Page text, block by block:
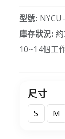
型號:
庫存狀況:
10~14個工
尺寸
S M